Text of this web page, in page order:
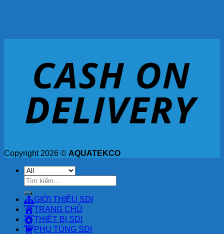
Copyright 2026 © AQUATEKCO
Tìm
kiếm:
GIỚI THIỆU SDI
TRANG CHỦ
THIẾT BỊ SDI
PHỤ TÙNG SDI